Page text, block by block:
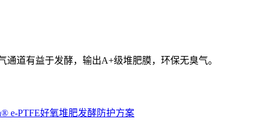
道有益于发酵，输出A+级堆肥膜，环保无臭气。
e-PTFE好氧堆肥发酵防护方案